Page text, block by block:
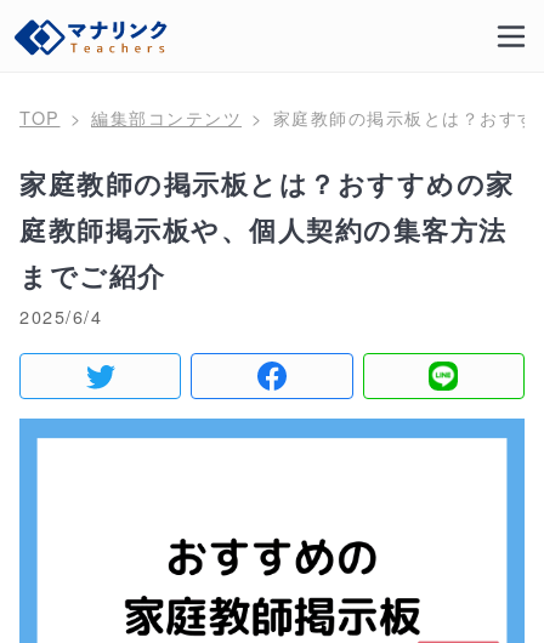
TOP 編集部コンテンツ 家庭教師の掲示板とは？おす
家庭教師の掲示板とは？おすすめの家
庭教師掲示板や、個人契約の集客方法
までご紹介
2025/6/4